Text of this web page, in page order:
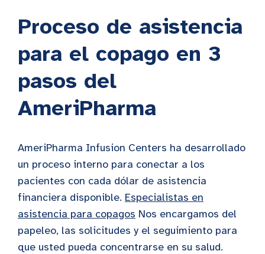
Proceso de asistencia
para el copago en 3
pasos del
AmeriPharma
AmeriPharma Infusion Centers ha desarrollado
un proceso interno para conectar a los
pacientes con cada dólar de asistencia
financiera disponible. Especialistas en
asistencia para copagos Nos encargamos del
papeleo, las solicitudes y el seguimiento para
que usted pueda concentrarse en su salud.